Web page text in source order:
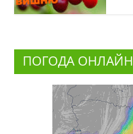
ПОГОДА ОНЛАЙН